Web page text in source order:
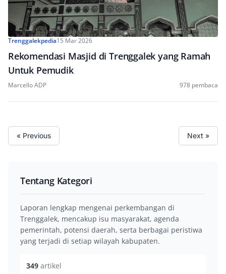
Trenggalekpedia15 Mar 2026
Rekomendasi Masjid di Trenggalek yang Ramah
Untuk Pemudik
Marcello ADP 978 pembaca
« Previous Next »
Tentang Kategori
Laporan lengkap mengenai perkembangan di
Trenggalek, mencakup isu masyarakat, agenda
pemerintah, potensi daerah, serta berbagai peristiwa
yang terjadi di setiap wilayah kabupaten.
349 artikel